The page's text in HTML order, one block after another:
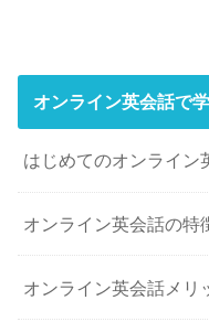
オンライン英会話で
はじめてのオンライン
オンライン英会話の特
オンライン英会話メリ